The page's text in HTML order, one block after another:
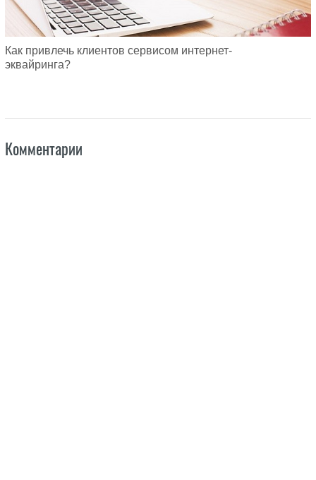
Как привлечь клиентов сервисом интернет-
эквайринга?
Комментарии